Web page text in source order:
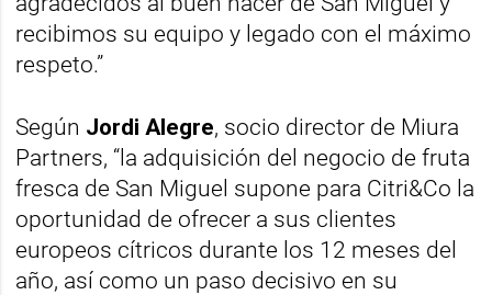
recibimos su equipo y legado con el máximo
respeto.”
Según Jordi Alegre, socio director de Miura
Partners, “la adquisición del negocio de fruta
fresca de San Miguel supone para Citri&Co la
oportunidad de ofrecer a sus clientes
europeos cítricos durante los 12 meses del
año, así como un paso decisivo en su